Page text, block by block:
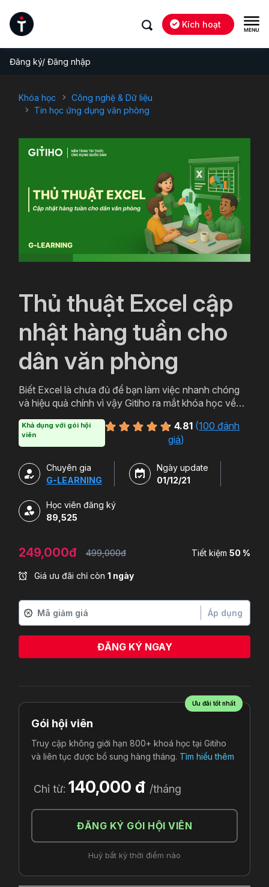
Kích hoạt
Đăng ký/ Đăng nhập
Khóa học
Công nghệ & Dữ liệu
Tin học ứng dụng văn phòng
Thủ thuật Excel cập
nhật hàng tuần cho
dân văn phòng
Biết Excel là chưa đủ để bạn làm việc nhanh chóng
và hiệu quả chính vì vậy Gitiho ra mắt khóa học về
văn phòng sẽ tự tin thao tác về những hàm, công cụ
trong Excel và ứng dụng để giải quyết công việc một
Khả dụng với gói hội
viên
4.81 (100 đánh
giá)
Chuyên gia
G-LEARNING
Ngày update
01/12/21
Học viên đăng ký
89,525
249,000đ 499,000đ Tiết kiệm 50 %
Giá ưu đãi chỉ còn 1 ngày
Áp dụng
ĐĂNG KÝ NGAY
Ưu đãi tốt nhất
Gói hội viên
Truy cập không giới hạn 800+ khoá học tại Gitiho
và liên tục được bổ sung hàng tháng. Tìm hiểu thêm
Chỉ từ: 140,000 đ /tháng
ĐĂNG KÝ GÓI HỘI VIÊN
Huỷ bất kỳ thời điểm nào